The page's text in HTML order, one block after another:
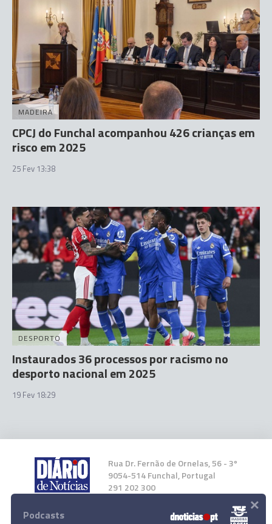
MADEIRA
CPCJ do Funchal acompanhou 426 crianças em
risco em 2025
25 Fev 13:38
DESPORTO
Instaurados 36 processos por racismo no
desporto nacional em 2025
19 Fev 18:29
Rua Dr. Fernão de Ornelas, 56 - 3º
9054-514 Funchal, Portugal
291 202 300
Instale a nossa App
Podcasts ×